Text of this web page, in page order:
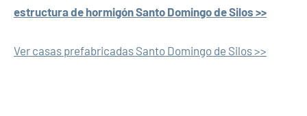
estructura de hormigón Santo Domingo de Silos >>
Ver casas prefabricadas Santo Domingo de Silos >>